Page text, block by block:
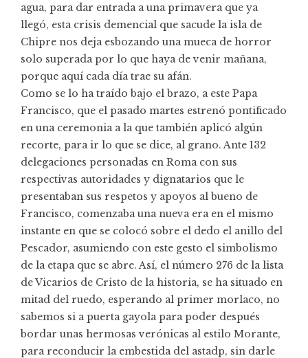
agua, para dar entrada a una primavera que ya
llegó, esta crisis demencial que sacude la isla de
Chipre nos deja esbozando una mueca de horror
solo superada por lo que haya de venir mañana,
porque aquí cada día trae su afán.
Como se lo ha traído bajo el brazo, a este Papa
Francisco, que el pasado martes estrenó pontificado
en una ceremonia a la que también aplicó algún
recorte, para ir lo que se dice, al grano. Ante 132
delegaciones personadas en Roma con sus
respectivas autoridades y dignatarios que le
presentaban sus respetos y apoyos al bueno de
Francisco, comenzaba una nueva era en el mismo
instante en que se colocó sobre el dedo el anillo del
Pescador, asumiendo con este gesto el simbolismo
de la etapa que se abre. Así, el número 276 de la lista
de Vicarios de Cristo de la historia, se ha situado en
mitad del ruedo, esperando al primer morlaco, no
sabemos si a puerta gayola para poder después
bordar unas hermosas verónicas al estilo Morante,
para reconducir la embestida del astadp, sin darle